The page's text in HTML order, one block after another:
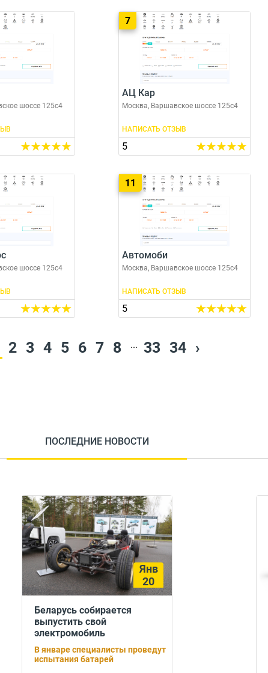
шоссе 125с4
7
АЦ Кар
Москва, Варшавское шоссе 125с4
НАПИСАТЬ ОТЗЫВ
5
шоссе 125с4
11
Автомоби
Москва, Варшавское шоссе 125с4
НАПИСАТЬ ОТЗЫВ
5
2 3 4 5 6 7 8 ... 33 34 ›
ПОСЛЕДНИЕ НОВОСТИ
Янв
20
Беларусь собирается
выпустить свой
электромобиль
В январе специалисты проведут
испытания батарей